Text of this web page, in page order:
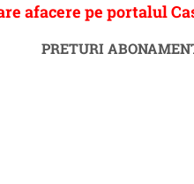
afacere pe portalul
PRETURI